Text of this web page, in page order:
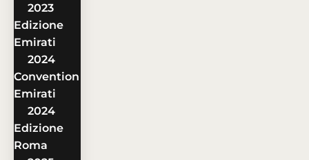
2023
Edizione
Emirati
2024
Convention
Emirati
2024
Edizione
Roma